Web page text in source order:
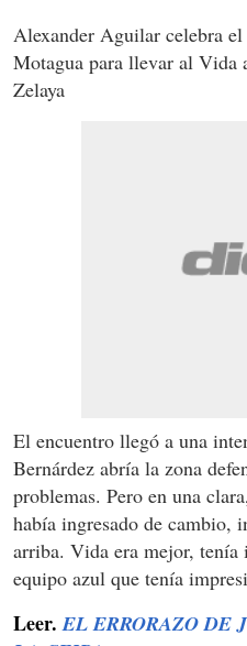
Alexander Aguilar celebra
Motagua para llevar al Vida
Zelaya
El encuentro llegó a una
Bernárdez abría la zona
problemas. Pero en una
había ingresado de cambio,
arriba. Vida era mejor, tenía
equipo azul que tenía
Leer.EL ERRORAZO DE